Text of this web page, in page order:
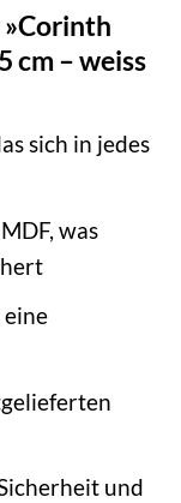
»Corinth
cm – weiss
sich in jedes
was
und